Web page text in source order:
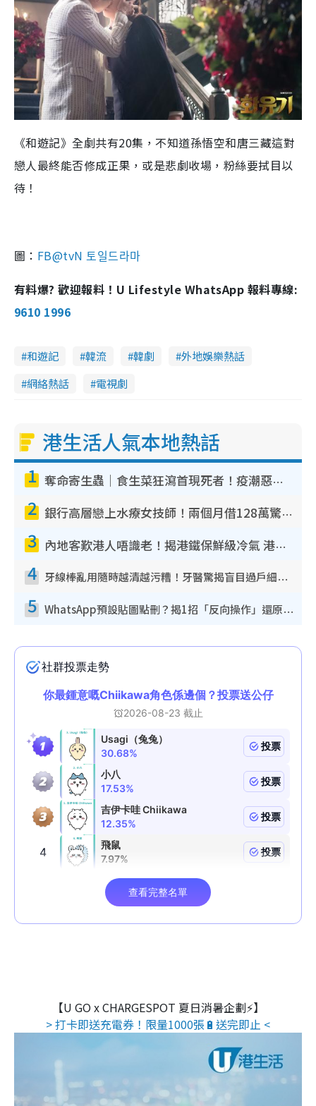
《和遊記》全劇共有20集，不知道孫悟空和唐三藏這對
戀人最終能否修成正果，或是悲劇收場，粉絲要拭目以
待！
圖： FB@tvN 토일드라마
有料爆? 歡迎報料！U Lifestyle WhatsApp 報料專線:
9610 1996
和遊記 韓流 韓劇
外地娛樂熱話
網絡熱話
電視劇
港生活人氣本地熱話
1 奪命寄生蟲｜食生菜狂瀉首現死者！疫潮惡化錄1.8萬宗病例 揭洗菜3大謬誤
2 銀行高層戀上水療女技師！兩個月借128萬驚覺「沉船」沉落火海 揭背後疑似邪教操控賣淫
3 內地客歎港人唔識老！揭港鐵保鮮級冷氣 港人求放過：咪投訴
4 牙線棒亂用隨時越清越污糟！牙醫驚揭盲目過戶細菌恐致蛀牙：呢種先係日常真保養
5 WhatsApp預設貼圖點刪？揭1招「反向操作」還原簡潔介面 附3步實測教學
【U GO x CHARGESPOT 夏日消暑企劃⚡】
> 打卡即送充電券！限量1000張🔋送完即止 <